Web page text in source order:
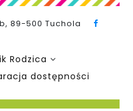
89-500 Tuchola
Rodzica
dostępności